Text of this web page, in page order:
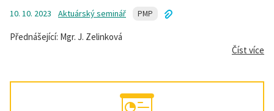
10. 10. 2023 Aktuárský seminář PMP
Přednášející: Mgr. J. Zelinková
Číst více